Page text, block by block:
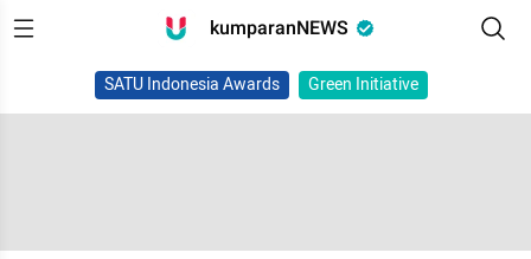
kumparanNEWS
SATU Indonesia Awards Green Initiative